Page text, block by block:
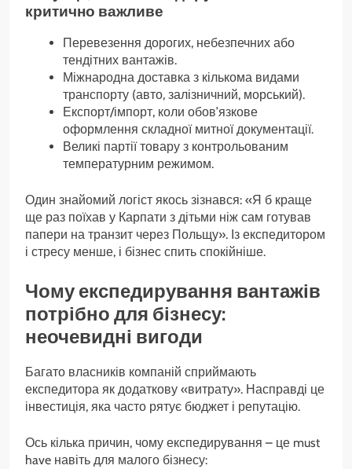
критично важливе
Перевезення дорогих, небезпечних або
тендітних вантажів.
Міжнародна доставка з кількома видами
транспорту (авто, залізничний, морський).
Експорт/імпорт, коли обов’язкове
оформлення складної митної документації.
Великі партії товару з контрольованим
температурним режимом.
Один знайомий логіст якось зізнався: «Я б краще
ще раз поїхав у Карпати з дітьми ніж сам готував
папери на транзит через Польщу». Із експедитором
і стресу менше, і бізнес спить спокійніше.
Чому експедирування вантажів
потрібно для бізнесу:
неочевидні вигоди
Багато власників компаній сприймають
експедитора як додаткову «витрату». Насправді це
інвестиція, яка часто рятує бюджет і репутацію.
Ось кілька причин, чому експедирування – це must
have навіть для малого бізнесу: